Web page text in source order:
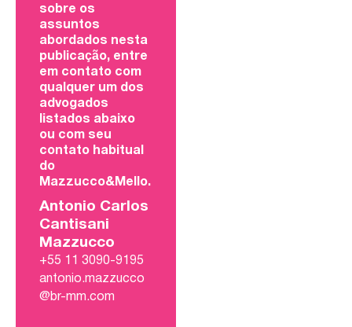
sobre os
assuntos
abordados nesta
publicação, entre
em contato com
qualquer um dos
advogados
listados abaixo
ou com seu
contato habitual
do
Mazzucco&Mello.
Antonio Carlos
Cantisani
Mazzucco
+55 11 3090-9195
antonio.mazzucco
@br-mm.com